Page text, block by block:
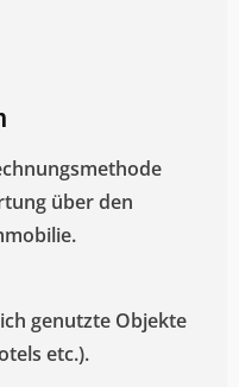
über den
genutzte Objekte
etc.).